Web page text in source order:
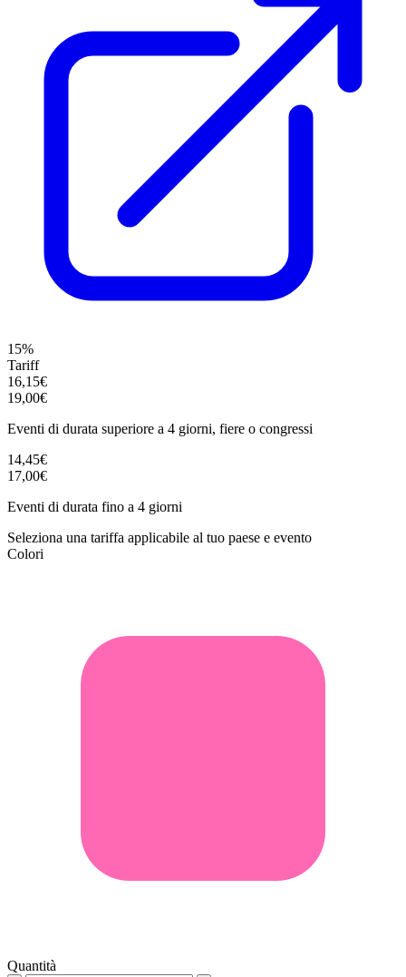
15%
Tariff
16,15€
19,00€
Eventi di durata superiore a 4 giorni, fiere o congressi
14,45€
17,00€
Eventi di durata fino a 4 giorni
Seleziona una tariffa applicabile al tuo paese e evento
Colori
Quantità